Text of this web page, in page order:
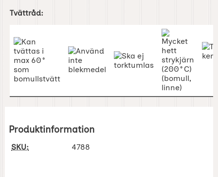
Tvättråd:
Produktinformation
SKU: 4788